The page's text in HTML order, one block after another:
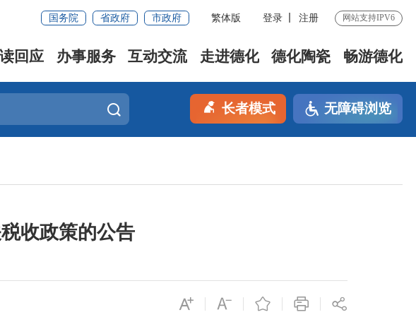
国务院 省政府 市政府 繁体版 登录 注册 网站支持IPV6
回应 办事服务 互动交流 走进德化 德化陶瓷 畅游德化
长者模式 无障碍浏览
收政策的公告